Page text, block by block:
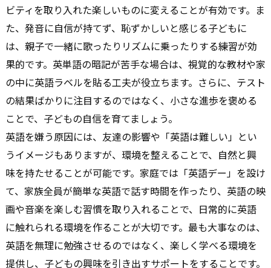
ビティを取り入れた楽しいものに変えることが有効です。ま
た、発音に自信が持てず、恥ずかしいと感じる子どもに
は、親子で一緒に歌ったりリズムに乗ったりする練習が効
果的です。英単語の暗記が苦手な場合は、視覚的な教材や家
の中に英語ラベルを貼る工夫が役立ちます。さらに、テスト
の結果ばかりに注目するのではなく、小さな進歩を褒める
ことで、子どもの自信を育てましょう。
英語を嫌う原因には、友達の影響や「英語は難しい」とい
うイメージもありますが、環境を整えることで、自然と興
味を持たせることが可能です。家庭では「英語デー」を設け
て、家族全員が簡単な英語で話す時間を作ったり、英語の映
画や音楽を楽しむ習慣を取り入れることで、日常的に英語
に触れられる環境を作ることが大切です。最も大事なのは、
英語を無理に勉強させるのではなく、楽しく学べる環境を
提供し、子どもの興味を引き出すサポートをすることです。